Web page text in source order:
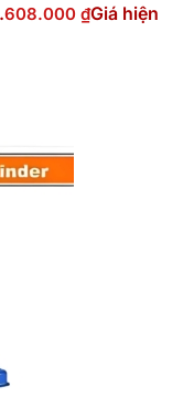
608.000 ₫Giá hiện